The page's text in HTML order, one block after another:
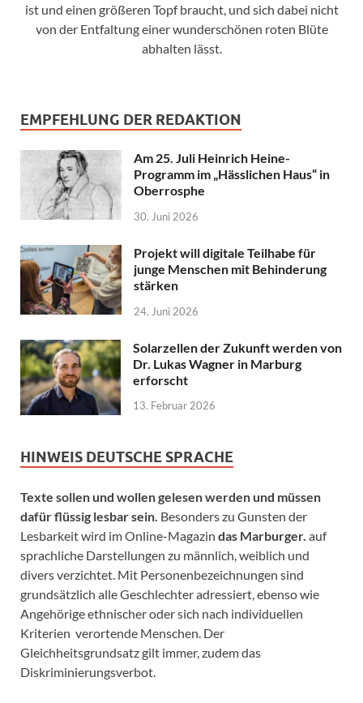
ist und einen größeren Topf braucht, und sich dabei nicht
von der Entfaltung einer wunderschönen roten Blüte
abhalten lässt.
EMPFEHLUNG DER REDAKTION
Am 25. Juli Heinrich Heine-
Programm im „Hässlichen Haus“ in
Oberrosphe
30. Juni 2026
Projekt will digitale Teilhabe für
junge Menschen mit Behinderung
stärken
24. Juni 2026
Solarzellen der Zukunft werden von
Dr. Lukas Wagner in Marburg
erforscht
13. Februar 2026
HINWEIS DEUTSCHE SPRACHE
Texte sollen und wollen gelesen werden und müssen
dafür flüssig lesbar sein. Besonders zu Gunsten der
Lesbarkeit wird im Online-Magazin das Marburger. auf
sprachliche Darstellungen zu männlich, weiblich und
divers verzichtet. Mit Personenbezeichnungen sind
grundsätzlich alle Geschlechter adressiert, ebenso wie
Angehörige ethnischer oder sich nach individuellen
Kriterien verortende Menschen. Der
Gleichheitsgrundsatz gilt immer, zudem das
Diskriminierungsverbot.